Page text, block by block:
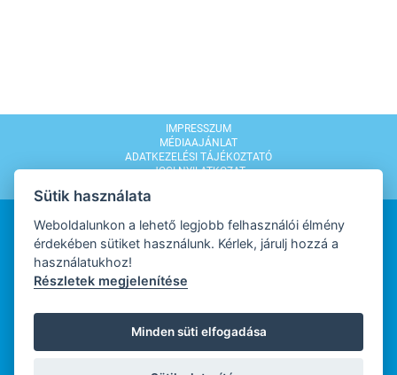
IMPRESSZUM
MÉDIAAJÁNLAT
ADATKEZELÉSI TÁJÉKOZTATÓ
JOGI NYILATKOZAT
WEBDESIGN
WEBFEJLESZTŐ
Sütik használata
Weboldalunkon a lehető legjobb felhasználói élmény
érdekében sütiket használunk. Kérlek, járulj hozzá a
használatukhoz!
Részletek megjelenítése
Minden süti elfogadása